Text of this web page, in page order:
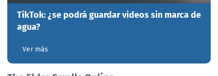
TikTok: ¿se podrá guardar videos sin marca de
agua?
Ver más